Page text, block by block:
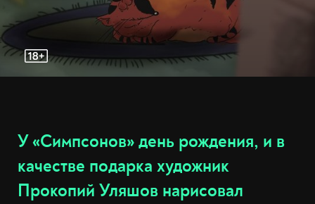
У «Симпсонов» день рождения, и в
качестве подарка художник
Прокопий Уляшов нарисовал